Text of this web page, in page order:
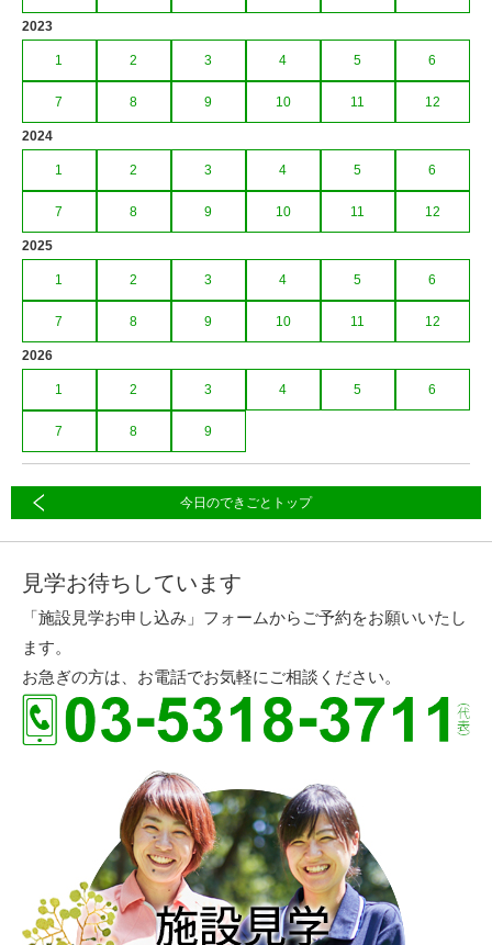
2023
1 2 3 4 5 6
7 8 9 10 11 12
2024
1 2 3 4 5 6
7 8 9 10 11 12
2025
1 2 3 4 5 6
7 8 9 10 11 12
2026
1 2 3 4 5 6
7 8 9
今日のできごとトップ
見学お待ちしています
「施設見学お申し込み」フォームからご予約をお願いいたし
ます。
お急ぎの方は、お電話でお気軽にご相談ください。